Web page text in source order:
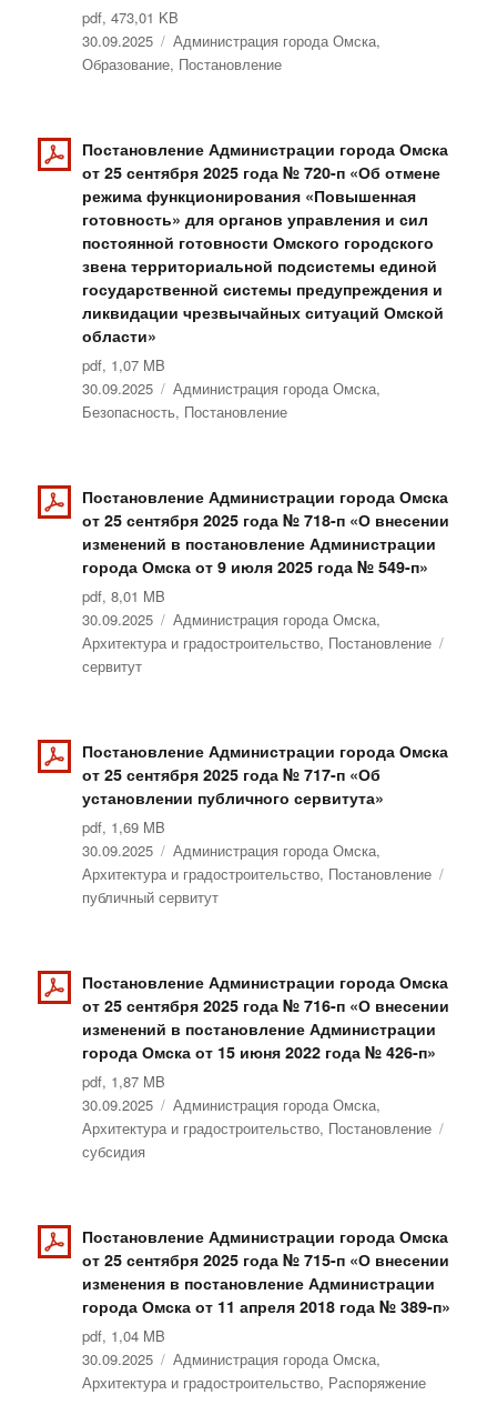
pdf, 473,01 KB
Опубликовано
30.09.2025 Рубрики
Администрация города Омска,
Образование, Постановление
Постановление Администрации города Омска
от 25 сентября 2025 года № 720-п «Об отмене
режима функционирования «Повышенная
готовность» для органов управления и сил
постоянной готовности Омского городского
звена территориальной подсистемы единой
государственной системы предупреждения и
ликвидации чрезвычайных ситуаций Омской
области»
pdf, 1,07 MB
Опубликовано
30.09.2025 Рубрики
Администрация города Омска,
Безопасность, Постановление
Постановление Администрации города Омска
от 25 сентября 2025 года № 718-п «О внесении
изменений в постановление Администрации
города Омска от 9 июля 2025 года № 549-п»
pdf, 8,01 MB
Опубликовано
30.09.2025 Рубрики
Администрация города Омска,
Архитектура и градостроительство, Постановление
сервитут
Постановление Администрации города Омска
от 25 сентября 2025 года № 717-п «Об
установлении публичного сервитута»
pdf, 1,69 MB
Опубликовано
30.09.2025 Рубрики
Администрация города Омска,
Архитектура и градостроительство, Постановление
публичный сервитут
Постановление Администрации города Омска
от 25 сентября 2025 года № 716-п «О внесении
изменений в постановление Администрации
города Омска от 15 июня 2022 года № 426-п»
pdf, 1,87 MB
Опубликовано
30.09.2025 Рубрики
Администрация города Омска,
Архитектура и градостроительство, Постановление
субсидия
Постановление Администрации города Омска
от 25 сентября 2025 года № 715-п «О внесении
изменения в постановление Администрации
города Омска от 11 апреля 2018 года № 389-п»
pdf, 1,04 MB
Опубликовано
30.09.2025 Рубрики
Администрация города Омска,
Архитектура и градостроительство, Распоряжение